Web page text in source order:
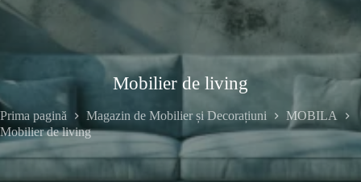
Mobilier de living
Prima pagină Magazin de Mobilier și Decorațiuni
MOBILA
Mobilier de living